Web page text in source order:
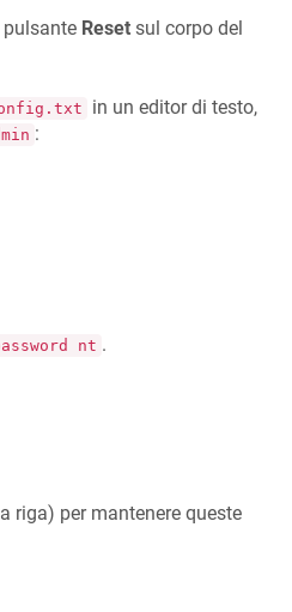
Resetsul corpo del
in un editor di testo,
:
nt .
riga) per mantenere queste